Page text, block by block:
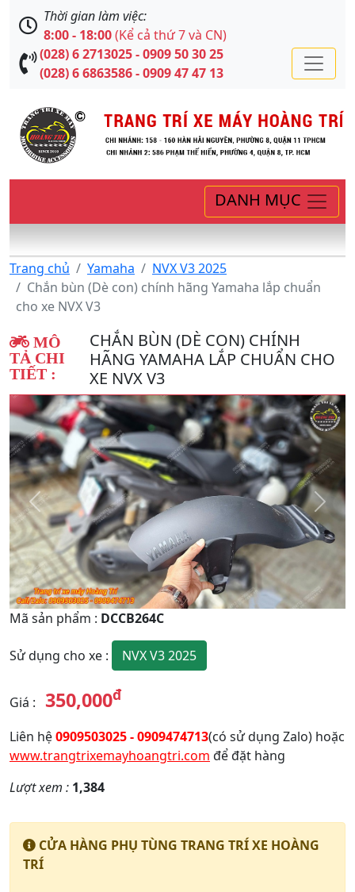
Thời gian làm việc:
8:00 - 18:00(Kể cả thứ 7 và CN)
(028) 6 2713025 - 0909 50 30 25
(028) 6 6863586 - 0909 47 47 13
DANH MỤC
Trang chủ Yamaha
NVX V3 2025
Chắn bùn (Dè con) chính hãng Yamaha lắp chuẩn
cho xe NVX V3
MÔ
TẢ CHI
TIẾT :
CHẮN BÙN (DÈ CON) CHÍNH
HÃNG YAMAHA LẮP CHUẨN CHO
XE NVX V3
Quay
Lại
Tiếp
theo
Mã sản phẩm : DCCB264C
Sử dụng cho xe : NVX V3 2025
Giá : 350,000đ
Liên hệ0909503025 - 0909474713(có sử dụng Zalo) hoặc
www.trangtrixemayhoangtri.com để đặt hàng
Lượt xem : 1,384
CỬA HÀNG PHỤ TÙNG TRANG TRÍ XE HOÀNG
TRÍ